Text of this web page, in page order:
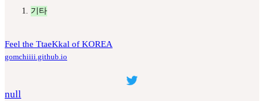
기타
Feel the TtaeKkal of KOREA
gomchiiii.github.io
null